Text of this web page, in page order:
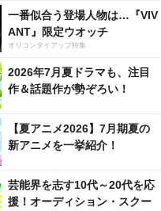
一番似合う登場人物は…『VIV
ANT』限定ウオッチ
オリコンタイアップ特集
2026年7月夏ドラマも、注目
作＆話題作が勢ぞろい！
【夏アニメ2026】7月期夏の
新アニメを一挙紹介！
芸能界を志す10代～20代を応
援！オーディション・スクー